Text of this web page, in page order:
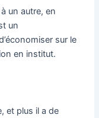
un autre, en
un
sur le
en institut.
et plus il a de